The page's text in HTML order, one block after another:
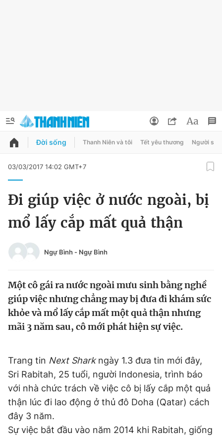
QUẢNG CÁO ĐẶT BÁO
Chuyên mục
Chào ngày mới
Tin thị trường Tin 360
Video Magazine
Tiện ích Bạn cần biết
Thông tin tòa soạn Liên hệ quảng cáo
Đổi mật khẩu
Tin đã lưu
Tin đã xem
Đời sống Thanh Niên và tôi Tết yêu thương Người
03/03/2017 14:02 GMT+7
Đi giúp việc ở nước ngoài, bị
mổ lấy cắp mất quả thận
Ngự Bình - Ngự Bình
Một cô gái ra nước ngoài mưu sinh bằng nghề
giúp việc nhưng chẳng may bị đưa đi khám sức
khỏe và mổ lấy cắp mất một quả thận nhưng
mãi 3 năm sau, cô mới phát hiện sự việc.
Trang tin Next Sharkngày 1.3 đưa tin mới đây,
Sri Rabitah, 25 tuổi, người Indonesia, trình báo
với nhà chức trách về việc cô bị lấy cắp một quả
thận lúc đi lao động ở thủ đô Doha (Qatar) cách
đây 3 năm.
Sự việc bắt đầu vào năm 2014 khi Rabitah, giống